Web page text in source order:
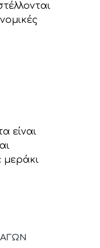
είναι